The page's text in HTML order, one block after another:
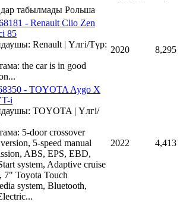
табылмады Рольша
- Renault Clio Zen
85
Renault | Үлгі/Түр:
the car is in good
2020 8,295
- TOYOTA Aygo X
i
TOYOTA | Үлгі/
5-door crossover
5-speed manual
ABS, EPS, EBD,
system, Adaptive cruise
7" Toyota Touch
system, Bluetooth,
2022 4,413